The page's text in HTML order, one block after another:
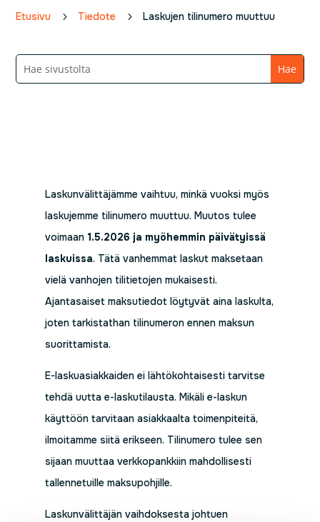
Etusivu 5 Tiedote 5 Laskujen tilinumero muuttuu
Laskunvälittäjämme vaihtuu, minkä vuoksi myös
laskujemme tilinumero muuttuu. Muutos tulee
voimaan 1.5.2026 ja myöhemmin päivätyissä
laskuissa. Tätä vanhemmat laskut maksetaan
vielä vanhojen tilitietojen mukaisesti.
Ajantasaiset maksutiedot löytyvät aina laskulta,
joten tarkistathan tilinumeron ennen maksun
suorittamista.
E-laskuasiakkaiden ei lähtökohtaisesti tarvitse
tehdä uutta e-laskutilausta. Mikäli e-laskun
käyttöön tarvitaan asiakkaalta toimenpiteitä,
ilmoitamme siitä erikseen. Tilinumero tulee sen
sijaan muuttaa verkkopankkiin mahdollisesti
tallennetuille maksupohjille.
Laskunvälittäjän vaihdoksesta johtuen